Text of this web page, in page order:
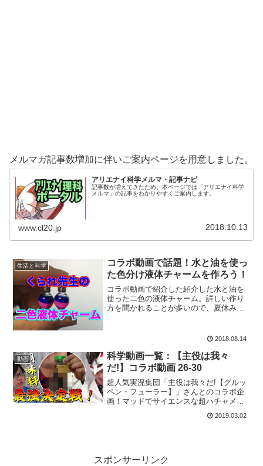
メルマガ記事数増加に伴いご案内ページを用意しました。
アリエナイ科学メルマ・記事ナビ
記事数が増えてきたため、本ページでは「アリエナイ科学
メルマ」の記事をわかりやすくご案内します。
www.cl20.jp 2018.10.13
生活と科学
コラボ動画で話題！水と油を使っ
た色分け液体チャームを作ろう！
コラボ動画で紹介した紹介した水と油を
使った二色の液体チャーム。詳しい作り
方を聞かれることが多いので、夏休みの
成のポイントなどがあります。 2018.08.14
動画
科学動画一覧：【主役は我々
だ!】コラボ動画 26-30
超人気実況集団「主役は我々だ!【グルッ
ペン・フューラー】」さんとのコラボ企
画！マッドでサイエンスな超ハチャメチ
関連するポータル記事などをご紹介しま
2019.03.02
スポンサーリンク